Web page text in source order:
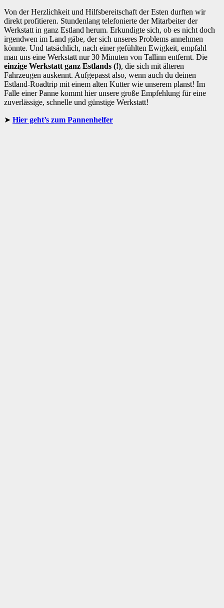
Von der Herzlichkeit und Hilfsbereitschaft der Esten durften wir
direkt profitieren. Stundenlang telefonierte der Mitarbeiter der
Werkstatt in ganz Estland herum. Erkundigte sich, ob es nicht doch
irgendwen im Land gäbe, der sich unseres Problems annehmen
könnte. Und tatsächlich, nach einer gefühlten Ewigkeit, empfahl
man uns eine Werkstatt nur 30 Minuten von Tallinn entfernt. Die
einzige Werkstatt ganz Estlands (!), die sich mit älteren
Fahrzeugen auskennt. Aufgepasst also, wenn auch du deinen
Estland-Roadtrip mit einem alten Kutter wie unserem planst! Im
Falle einer Panne kommt hier unsere große Empfehlung für eine
zuverlässige, schnelle und günstige Werkstatt!
Hier geht’s zum Pannenhelfer